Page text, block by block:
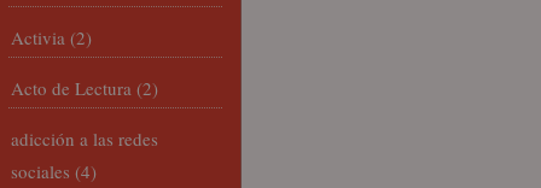
Activia (2)
Acto de Lectura (2)
adicción a las redes
sociales (4)